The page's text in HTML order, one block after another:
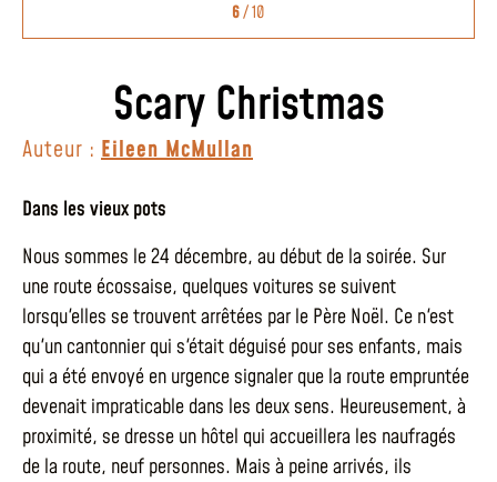
6/ 10
Scary Christmas
Auteur : Eileen McMullan
Dans les vieux pots
Nous sommes le 24 décembre, au début de la soirée. Sur
une route écossaise, quelques voitures se suivent
lorsqu'elles se trouvent arrêtées par le Père Noël. Ce n'est
qu'un cantonnier qui s'était déguisé pour ses enfants, mais
qui a été envoyé en urgence signaler que la route empruntée
devenait impraticable dans les deux sens. Heureusement, à
proximité, se dresse un hôtel qui accueillera les naufragés
de la route, neuf personnes. Mais à peine arrivés, ils